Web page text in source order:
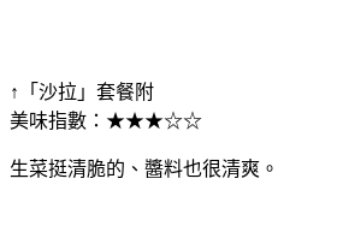
↑「沙拉」套餐附
美味指數：★★★☆☆
生菜挺清脆的、醬料也很清爽。